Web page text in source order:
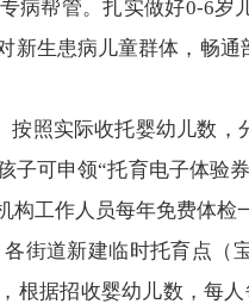
病帮管。扎实做好0-6岁
新生患病儿童群体，畅
按照实际收托婴幼儿数，
子可申领“托育电子体验
构工作人员每年免费体检
各街道新建临时托育点（
根据招收婴幼儿数，每